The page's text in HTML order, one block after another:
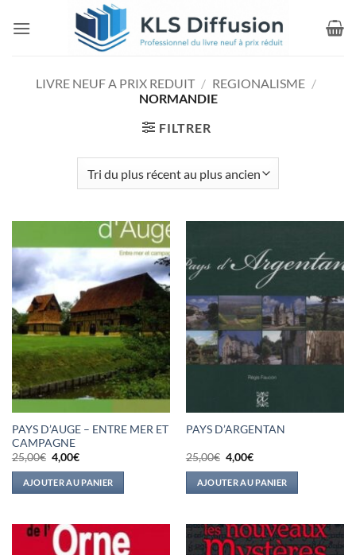
LIVRE NEUF A PRIX REDUIT / REGIONALISME /
NORMANDIE
FILTRER
PAYS D’AUGE – ENTRE MER ET
CAMPAGNE
25,00€ Le
prix
initial
était :
25,00€.
4,00€Le
actuel
est :
4,00€.
AJOUTER AU PANIER
PAYS D’ARGENTAN
25,00€ Le
prix
initial
était :
25,00€.
4,00€Le
actuel
est :
4,00€.
AJOUTER AU PANIER